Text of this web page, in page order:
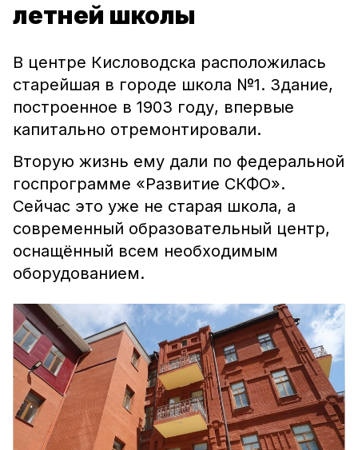
летней школы
В центре Кисловодска расположилась
старейшая в городе школа №1. Здание,
построенное в 1903 году, впервые
капитально отремонтировали.
Вторую жизнь ему дали по федеральной
госпрограмме «Развитие СКФО».
Сейчас это уже не старая школа, а
современный образовательный центр,
оснащённый всем необходимым
оборудованием.